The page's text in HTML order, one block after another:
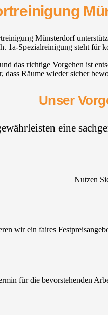
Münsterdorf
1a-Spezialreinigung steht für
das richtige Vorgehen ist
Räume wieder sicher
Unser
eine
Nutzen
wir ein faires
für die bevorstehenden